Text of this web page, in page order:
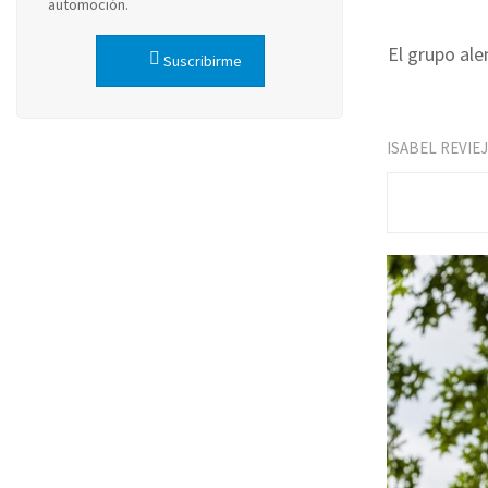
El grupo
ISABEL
automoción.
Suscribirme